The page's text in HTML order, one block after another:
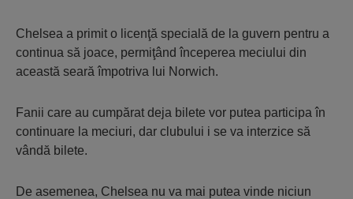
Chelsea a primit o licenţă specială de la guvern pentru a
continua să joace, permiţând începerea meciului din
această seară împotriva lui Norwich.
Fanii care au cumpărat deja bilete vor putea participa în
continuare la meciuri, dar clubului i se va interzice să
vândă bilete.
De asemenea, Chelsea nu va mai putea vinde niciun